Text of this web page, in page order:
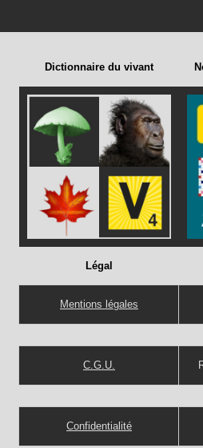
Dictionnaire du vivant
Légal
Mentions légales
C.G.U.
Confidentialité